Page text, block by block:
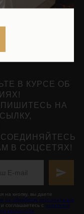
В КУРСЕ ОБ
НА
В СОЦСЕТЯХ!
на кнопку, вы даете
на обработку персональных
и соглашаетесь с политикой